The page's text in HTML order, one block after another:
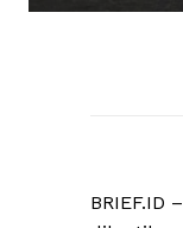
BRIEF.ID